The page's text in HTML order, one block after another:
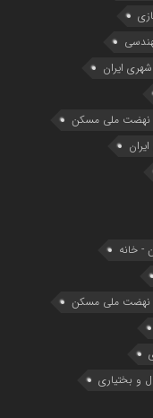
ایران
نهضت ملی مسکن
- خانه
نهضت ملی مسکن
و بختیاری